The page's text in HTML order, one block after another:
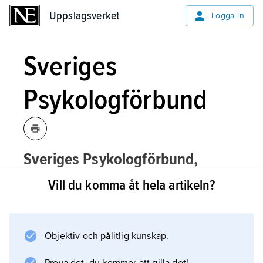
Uppslagsverket Logga in
Sveriges
Psykologförbund
Sveriges Psykologförbund,
Psykologförbundet ,fackförbund inom
som organiserar psykologer samt
Sveriges Psykologförbund bildades 1955
Vill du komma åt hela artikeln?
Objektiv och pålitlig kunskap.